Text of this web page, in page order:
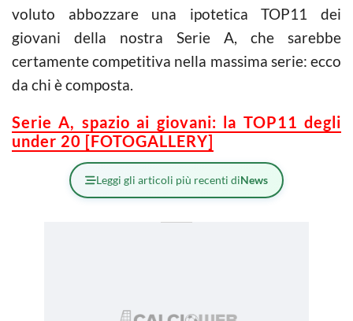
voluto abbozzare una ipotetica TOP11 dei
giovani della nostra Serie A, che sarebbe
certamente competitiva nella massima serie: ecco
da chi è composta.
Serie A, spazio ai giovani: la TOP11 degli
under 20 [FOTOGALLERY]
Leggi gli articoli più recenti diNews